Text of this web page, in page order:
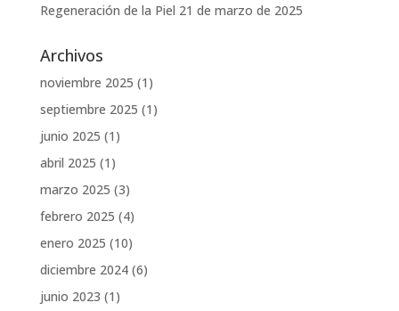
Regeneración de la Piel 21 de marzo de 2025
Archivos
noviembre 2025 (1)
septiembre 2025 (1)
junio 2025 (1)
abril 2025 (1)
marzo 2025 (3)
febrero 2025 (4)
enero 2025 (10)
diciembre 2024(6)
junio 2023 (1)